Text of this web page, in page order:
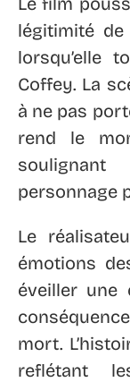
légitimité
lorsqu’elle
Coffey. La
à ne pas
rend le
personnage
Le
émotions
éveiller une
mort.
reflétant